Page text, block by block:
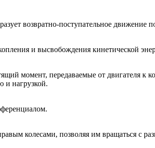
возвратно-поступательное движение
и высвобождения кинетической
момент, передаваемые от двигателя к
и нагрузкой.
колесами, позволяя им вращаться с